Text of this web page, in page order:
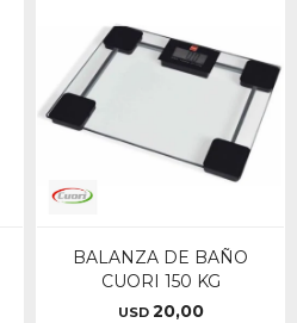
BALANZA DE BAÑO
CUORI 150 KG
USD 20,00